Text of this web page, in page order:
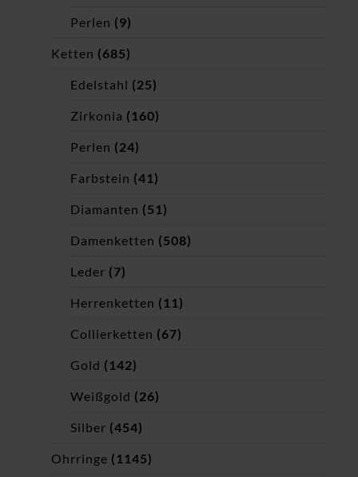
Perlen (9)
Ketten (685)
Edelstahl (25)
Zirkonia (160)
Perlen (24)
Farbstein (41)
Diamanten (51)
Damenketten (508)
Leder (7)
Herrenketten (11)
Collierketten (67)
Gold (142)
Weißgold (26)
Silber (454)
Ohrringe (1145)